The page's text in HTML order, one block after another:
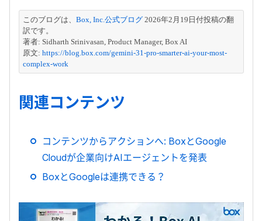
このブログは、 Box, Inc.公式ブログ 2026年2月19日付投稿の翻
訳です。
著者: Sidharth Srinivasan, Product Manager, Box AI
原文: https://blog.box.com/gemini-31-pro-smarter-ai-your-most-
complex-work
関連コンテンツ
コンテンツからアクションへ: BoxとGoogle
Cloudが企業向けAIエージェントを発表
BoxとGoogleは連携できる？